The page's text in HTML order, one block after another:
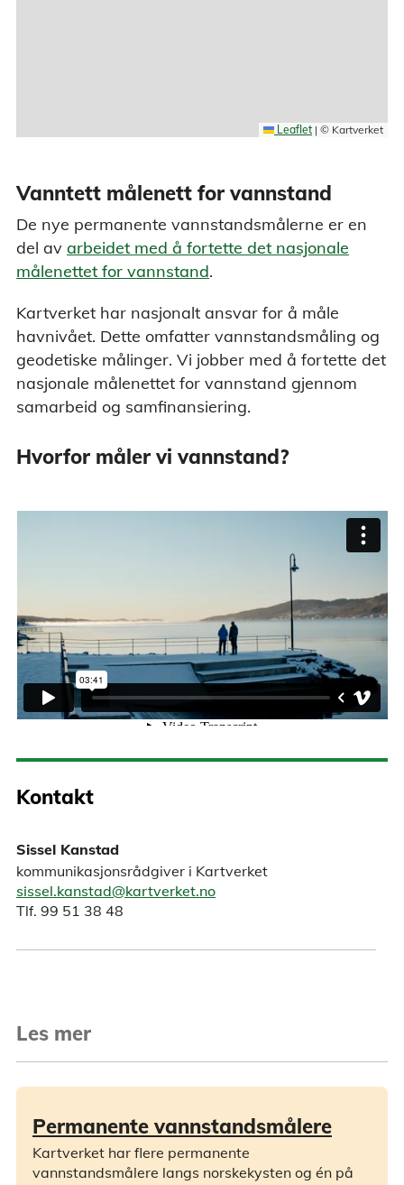
Leaflet | © Kartverket
Vanntett målenett for vannstand
De nye permanente vannstandsmålerne er en
del av arbeidet med å fortette det nasjonale
målenettet for vannstand.
Kartverket har nasjonalt ansvar for å måle
havnivået. Dette omfatter vannstandsmåling og
geodetiske målinger. Vi jobber med å fortette det
nasjonale målenettet for vannstand gjennom
samarbeid og samfinansiering.
Hvorfor måler vi vannstand?
Kontakt
Sissel Kanstad
kommunikasjonsrådgiver i Kartverket
sissel.kanstad@kartverket.no
Tlf. 99 51 38 48
Les mer
Permanente vannstandsmålere
Kartverket har flere permanente
vannstandsmålere langs norskekysten og én på